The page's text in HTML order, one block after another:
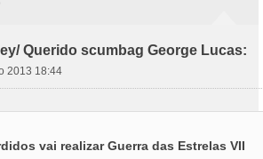
Querido scumbag George Lucas:
2013 18:44
vai realizar Guerra das Estrelas VII